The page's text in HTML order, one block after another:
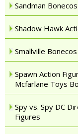
Sandman
Shadow Hawk
Smallville
Spawn Action
Mcfarlane Toys
Spy vs. Spy DC
Figures